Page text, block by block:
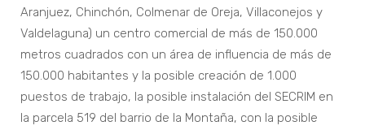
Aranjuez, Chinchón, Colmenar de Oreja, Villaconejos y
Valdelaguna) un centro comercial de más de 150.000
metros cuadrados con un área de influencia de más de
150.000 habitantes y la posible creación de 1.000
puestos de trabajo, la posible instalación del SECRIM en
la parcela 519 del barrio de la Montaña, con la posible